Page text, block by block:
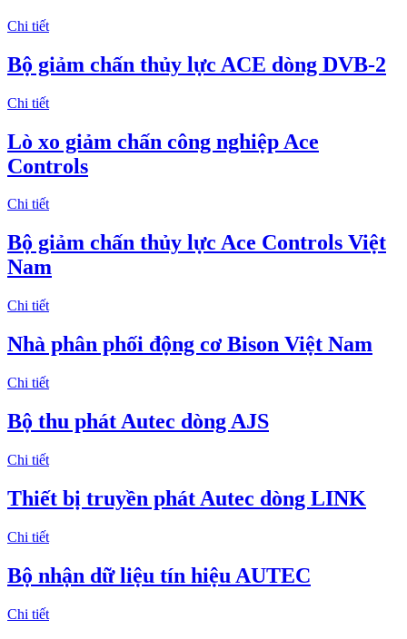
Chi tiết
Bộ giảm chấn thủy lực ACE dòng DVB-2
Chi tiết
Lò xo giảm chấn công nghiệp Ace
Controls
Chi tiết
Bộ giảm chấn thủy lực Ace Controls Việt
Nam
Chi tiết
Nhà phân phối động cơ Bison Việt Nam
Chi tiết
Bộ thu phát Autec dòng AJS
Chi tiết
Thiết bị truyền phát Autec dòng LINK
Chi tiết
Bộ nhận dữ liệu tín hiệu AUTEC
Chi tiết